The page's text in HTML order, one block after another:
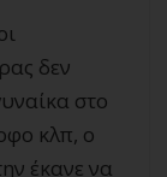
δεν
στο
κλπ, ο
έκανε να